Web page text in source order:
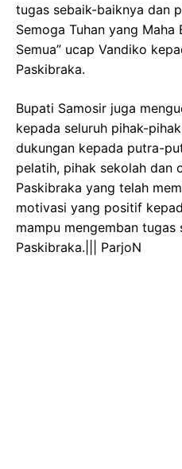
tugas sebaik-baiknya dan
Semoga Tuhan yang Maha
Semua” ucap Vandiko
Paskibraka.
Bupati Samosir juga
kepada seluruh pihak-
dukungan kepada putra-
pelatih, pihak sekolah dan
Paskibraka yang telah
motivasi yang positif
mampu mengemban tugas
Paskibraka.||| ParjoN